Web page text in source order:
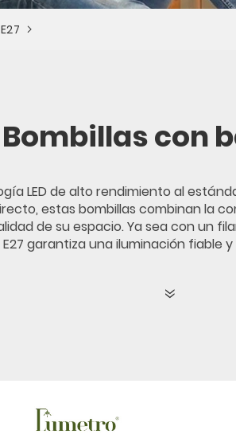
Bombillas con
LED de alto rendimiento al
estas bombillas combinan la
de su espacio. Ya sea con un
garantiza una iluminación